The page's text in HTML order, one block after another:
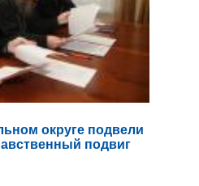
округе подвели
подвиг